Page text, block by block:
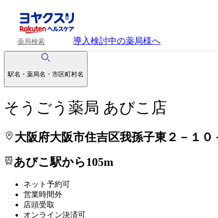
薬局検索 導入検討中の薬局様へ
駅名・薬局名・市区町村名
そうごう薬局 あびこ店
大阪府大阪市住吉区我孫子東２－１０
あびこ駅から105m
ネット予約可
営業時間外
店頭受取
オンライン決済可
処方せんを送って待ち時間を短く！
処方せんを送って待ち時間を短く！